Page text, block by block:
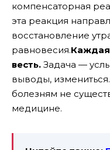
компенсаторная
эта реакция
восстановление
равновесия.Каждая
весть. Задача —
выводы,
болезням не
медицине.